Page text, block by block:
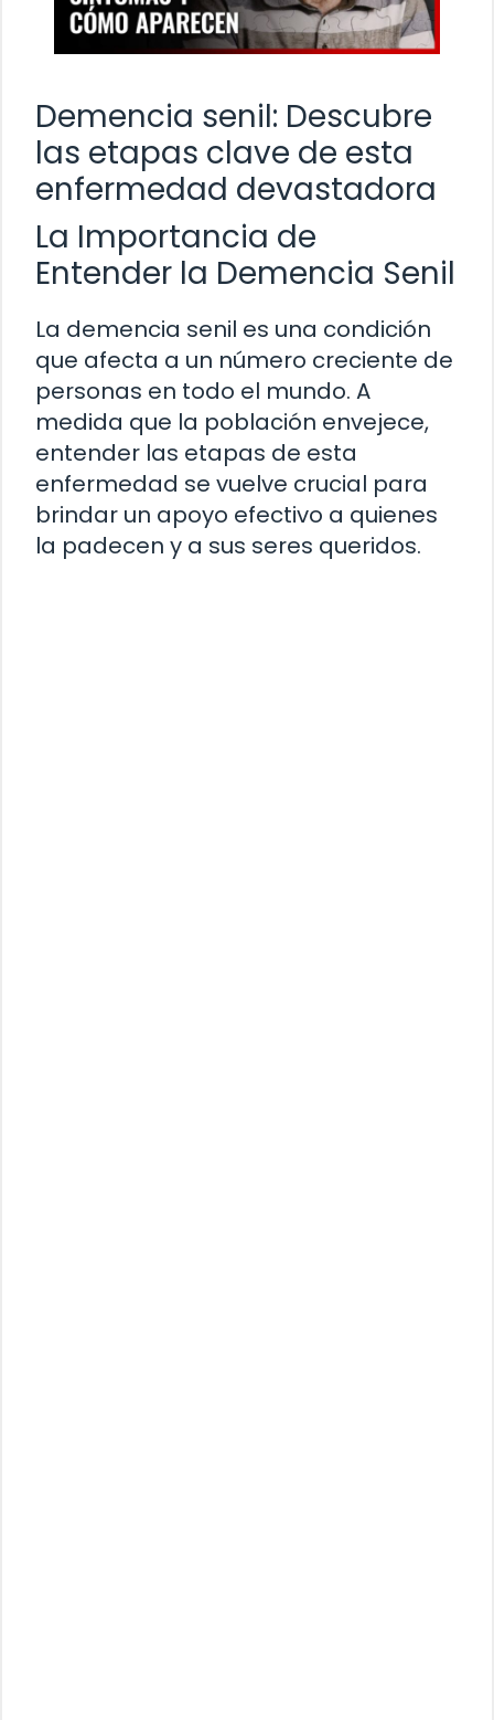
Demencia senil: Descubre
las etapas clave de esta
enfermedad devastadora
La Importancia de
Entender la Demencia Senil
La demencia senil es una condición
que afecta a un número creciente de
personas en todo el mundo. A
medida que la población envejece,
entender las etapas de esta
enfermedad se vuelve crucial para
brindar un apoyo efectivo a quienes
la padecen y a sus seres queridos.